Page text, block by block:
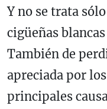
Y no se trata
cigüeñas
También de
apreciada por
principales